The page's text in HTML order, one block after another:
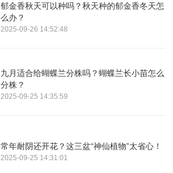
郁金香秋天可以种吗？秋天种的郁金香冬天怎
么办？
2025-09-26 14:52:48
九月适合给蝴蝶兰分株吗？蝴蝶兰长小苗怎么
分株？
2025-09-25 14:35:59
常年耐阴还开花？这三盆“神仙植物”太省心！
2025-09-25 14:31:01